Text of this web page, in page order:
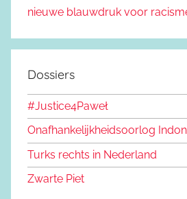
nieuwe blauwdruk voor
Dossiers
#Justice4Paweł
Onafhankelijkheidsoorlog
Turks rechts in Nederland
Zwarte Piet